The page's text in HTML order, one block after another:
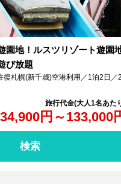
園地！ルスツリゾート遊園
び放題
34,900円 ～133,000
復札幌(新千歳)空港利用／1泊2日／
検索